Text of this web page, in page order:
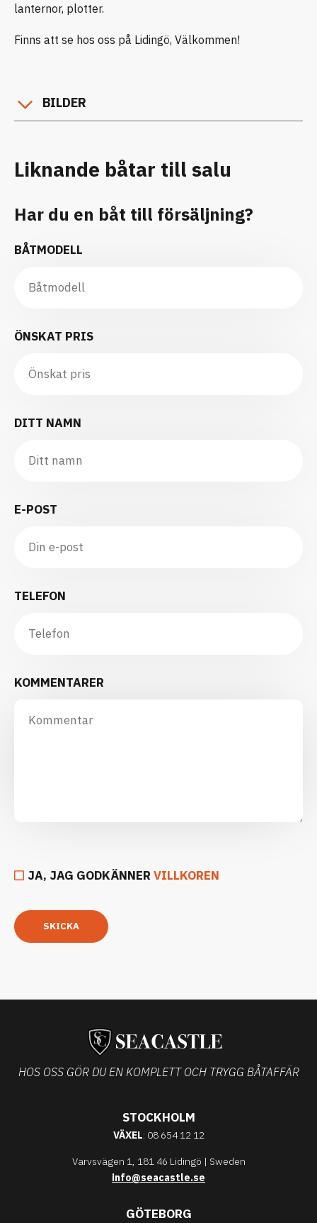
lanternor, plotter.
Finns att se hos oss på Lidingö, Välkommen!
BILDER
Liknande båtar till salu
Har du en båt till försäljning?
BÅTMODELL
ÖNSKAT PRIS
DITT NAMN
E-POST
TELEFON
KOMMENTARER
JA, JAG GODKÄNNER VILLKOREN
SKICKA
HOS OSS GÖR DU EN KOMPLETT OCH TRYGG BÅTAFFÄR
STOCKHOLM
VÄXEL: 08 654 12 12
Varvsvägen 1, 181 46 Lidingö | Sweden
info@seacastle.se
GÖTEBORG